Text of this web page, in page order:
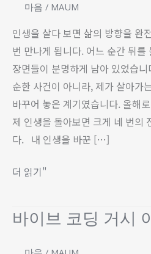
마음 / MAUM
인생을 살다 보면 삶의 방향을 완
번 만나게 됩니다. 어느 순간 뒤
장면들이 분명하게 남아 있었습
순한 사건이 아니라, 제가 살아가
바꾸어 놓은 계기였습니다. 올해
제 인생을 돌아보면 크게 네 번의
다. 내 인생을 바꾼 […]
투
자
자,
마
케
터,
사
가
지…
5
더 읽기"
바이브 코딩 거시
바